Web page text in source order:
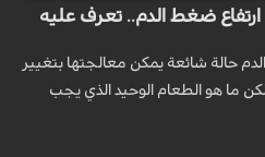
ضغط الدم.. تعرف عليه
حالة شائعة يمكن معالجتها بتغيير
ما هو الطعام الوحيد الذي يجب